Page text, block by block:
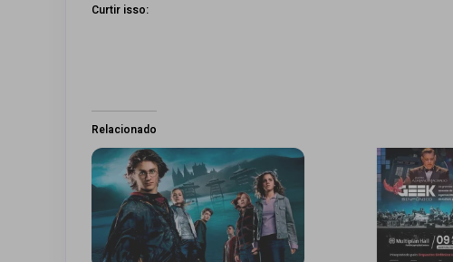
Curtir isso:
Relacionado